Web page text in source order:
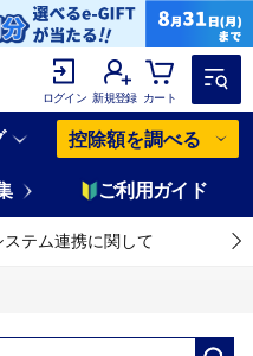
ログイン 新規登録 カート
控除額を調べる
ご利用ガイド
ステム連携に関して